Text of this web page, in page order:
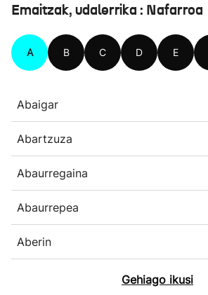
Emaitzak, udalerrika : Nafarroa
A B C D E
Abaigar
Abartzuza
Abaurregaina
Abaurrepea
Aberin
Gehiago ikusi